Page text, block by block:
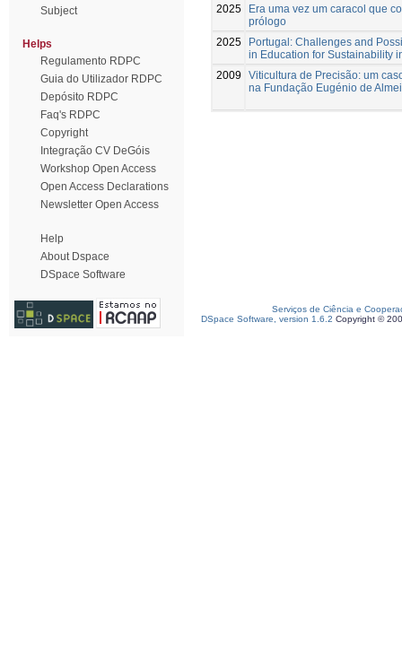
Subject
Helps
Regulamento RDPC
Guia do Utilizador RDPC
Depósito RDPC
Faq's RDPC
Copyright
Integração CV DeGóis
Workshop Open Access
Open Access Declarations
Newsletter Open Access
Help
About Dspace
DSpace Software
2025
Era uma vez um caracol que
prólogo
2025
Portugal: Challenges and
in Education for Sustainability
2009
Viticultura de Precisão: um
na Fundação Eugénio de
Serviços de Ciência e
DSpace Software, version 1.6.2 Copyright ©